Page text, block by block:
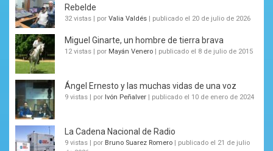
Rebelde
32 vistas | por Valia Valdés | publicado el 20 de julio de 2026
Miguel Ginarte, un hombre de tierra brava
12 vistas | por Mayán Venero | publicado el 8 de julio de 2015
Ángel Ernesto y las muchas vidas de una voz
9 vistas | por Ivón Peñalver | publicado el 10 de enero de 2024
La Cadena Nacional de Radio
9 vistas | por Bruno Suarez Romero | publicado el 21 de julio